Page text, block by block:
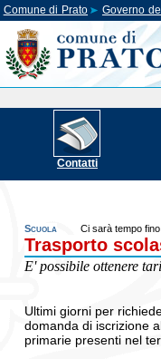
Comune di Prato Governo
Contatti
Scuola Ci sarà tempo
Trasporto
E' possibile ottenere
Ultimi giorni per
domanda di iscrizione
primarie presenti nel